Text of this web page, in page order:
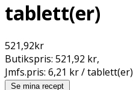
tablett(er)
521,92kr
Butikspris: 521,92 kr,
Jmfs.pris: 6,21 kr / tablett(er)
Se mina recept